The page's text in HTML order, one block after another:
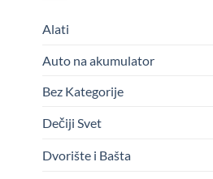
Alati
Auto na akumulator
Bez Kategorije
Dečiji Svet
Dvorište i Bašta